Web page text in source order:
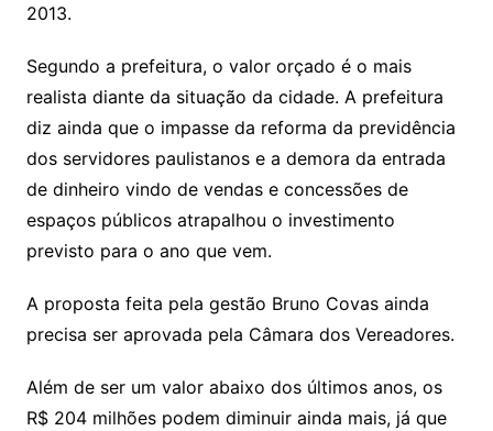
2013.
Segundo a prefeitura, o valor orçado é o mais
realista diante da situação da cidade. A prefeitura
diz ainda que o impasse da reforma da previdência
dos servidores paulistanos e a demora da entrada
de dinheiro vindo de vendas e concessões de
espaços públicos atrapalhou o investimento
previsto para o ano que vem.
A proposta feita pela gestão Bruno Covas ainda
precisa ser aprovada pela Câmara dos Vereadores.
Além de ser um valor abaixo dos últimos anos, os
R$ 204 milhões podem diminuir ainda mais, já que